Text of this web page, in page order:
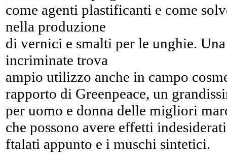
come agenti plastificanti e come
nella produzione
di vernici e smalti per le unghie.
incriminate trova
ampio utilizzo anche in campo
rapporto di Greenpeace, un
per uomo e donna delle migliori
che possono avere effetti
ftalati appunto e i muschi sintetici.